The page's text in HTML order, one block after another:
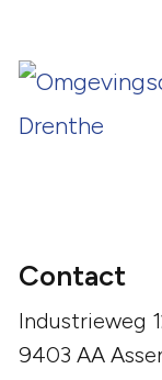
Contact
Industrieweg
9403 AA